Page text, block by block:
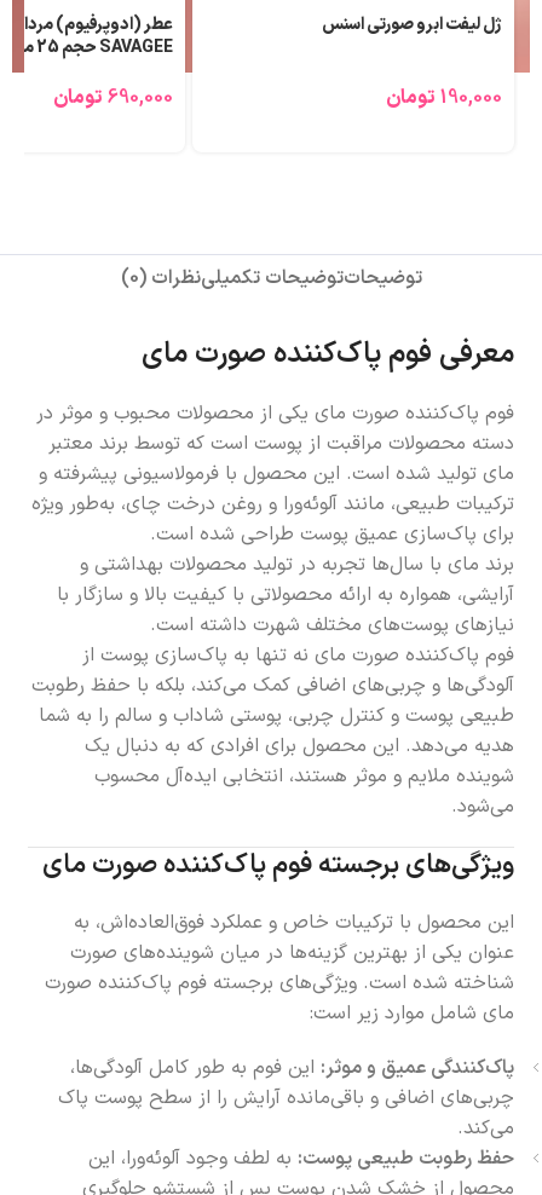
ژل لیفت ابرو صورتی اسنس
190,000 تومان
عطر (ادوپرفیوم) مردانه
SAVAGEE حجم 25 میلی لیتر
690,000 تومان
توضیحاتتوضیحات تکمیلینظرات (0)
معرفی فوم پاک‌کننده صورت مای
فوم پاک‌کننده صورت مای یکی از محصولات محبوب و موثر در
دسته محصولات مراقبت از پوست است که توسط برند معتبر
مای تولید شده است. این محصول با فرمولاسیونی پیشرفته و
ترکیبات طبیعی، مانند آلوئه‌ورا و روغن درخت چای، به‌طور ویژه
برای پاک‌سازی عمیق پوست طراحی شده است.
برند مای با سال‌ها تجربه در تولید محصولات بهداشتی و
آرایشی، همواره به ارائه محصولاتی با کیفیت بالا و سازگار با
نیازهای پوست‌های مختلف شهرت داشته است.
فوم پاک‌کننده صورت مای نه تنها به پاک‌سازی پوست از
آلودگی‌ها و چربی‌های اضافی کمک می‌کند، بلکه با حفظ رطوبت
طبیعی پوست و کنترل چربی، پوستی شاداب و سالم را به شما
هدیه می‌دهد. این محصول برای افرادی که به دنبال یک
شوینده ملایم و موثر هستند، انتخابی ایده‌آل محسوب
می‌شود.
ویژگی‌های برجسته فوم پاک‌کننده صورت مای
این محصول با ترکیبات خاص و عملکرد فوق‌العاده‌اش، به
عنوان یکی از بهترین گزینه‌ها در میان شوینده‌های صورت
شناخته شده است. ویژگی‌های برجسته فوم پاک‌کننده صورت
مای شامل موارد زیر است:
پاک‌کنندگی عمیق و موثر: این فوم به طور کامل آلودگی‌ها،
چربی‌های اضافی و باقی‌مانده آرایش را از سطح پوست پاک
می‌کند.
حفظ رطوبت طبیعی پوست: به لطف وجود آلوئه‌ورا، این